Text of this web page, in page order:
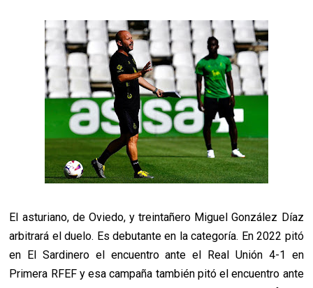
El asturiano, de Oviedo, y treintañero Miguel González Díaz
arbitrará el duelo. Es debutante en la categoría. En 2022 pitó
en El Sardinero el encuentro ante el Real Unión 4-1 en
Primera RFEF y esa campaña también pitó el encuentro ante